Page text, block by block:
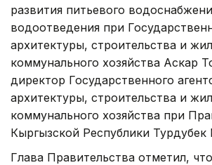
развития питьевого
водоотведения при
архитектуры, строительства и
коммунального хозяйства Аскар
директор Государственного
архитектуры, строительства и
коммунального хозяйства при
Кыргызской Республики
Глава Правительства отметил,